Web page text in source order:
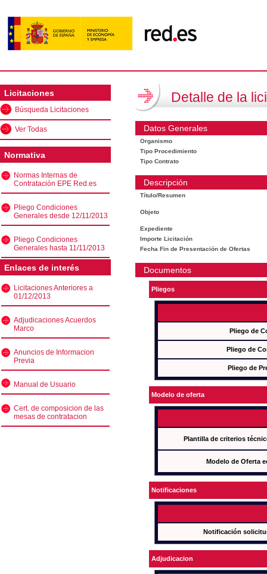
Licitaciones
Búsqueda Licitaciones
Ver Todas
Normativa
Normas Internas de
Contratación EPE Red.es
Pliego Condiciones
Generales desde 12/11/2013
Pliego Condiciones
Generales hasta 11/11/2013
Enlaces de interés
Licitaciones Anteriores a
01/12/2013
Adjudicaciones Acuerdos
Marco
Anuncios de Informacion
Previa
Manual de Usuario
Cert. de composicion de las
mesas de contratacion
Detalle de la
Datos Generales
Organismo
Tipo Procedimiento
Tipo Contrato
Descripción
Título/Resumen
Objeto
Expediente
Importe Licitación
Fecha Fin de Presentación de Ofertas
Documentos
Pliegos
Pliego de
Pliego de
Pliego de
Modelo de oferta
Plantilla de criterios
Modelo de Oferta
Notificaciones
Notificación
Adjudicacion